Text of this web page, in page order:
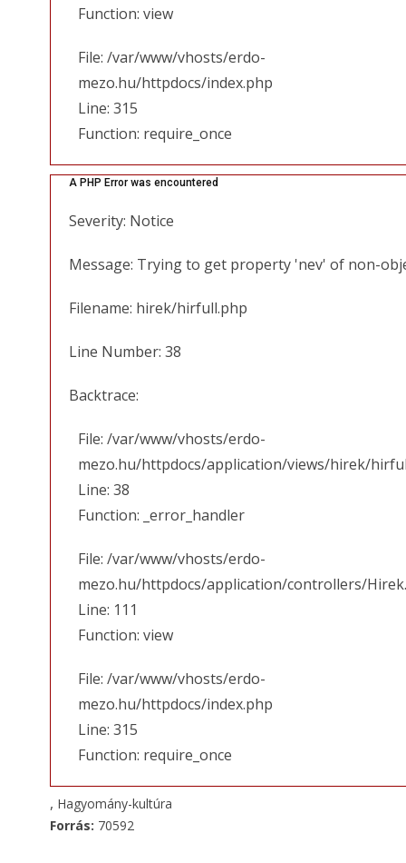
Function: view
File: /var/www/vhosts/erdo-
mezo.hu/httpdocs/index.php
Line: 315
Function: require_once
A PHP Error was encountered
Severity: Notice
Message: Trying to get property 'nev' of non-
Filename: hirek/hirfull.php
Line Number: 38
Backtrace:
File: /var/www/vhosts/erdo-
mezo.hu/httpdocs/application/views/hirek/
Line: 38
Function: _error_handler
File: /var/www/vhosts/erdo-
mezo.hu/httpdocs/application/controllers/
Line: 111
Function: view
File: /var/www/vhosts/erdo-
mezo.hu/httpdocs/index.php
Line: 315
Function: require_once
, Hagyomány-kultúra
Forrás: 70592